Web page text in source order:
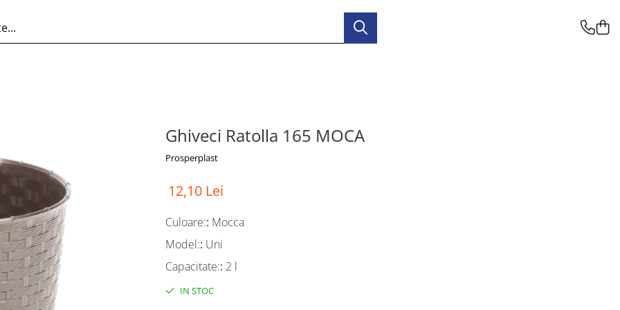
Ghiveci Ratolla 165 MOCA
Prosperplast
12,10 Lei
Culoare:: Mocca
Model:: Uni
Capacitate:: 2 l
IN STOC